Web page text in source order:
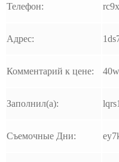
Телефон:
Адрес:
Комментарий к цене:
Заполнил(а):
Съемочные Дни: